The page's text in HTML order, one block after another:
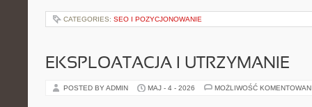
CATEGORIES: SEO I POZYCJONOWANIE
EKSPLOATACJA I UTRZYMANIE
POSTED BY ADMIN MAJ - 4 - 2026 MOŻLIWOŚĆ